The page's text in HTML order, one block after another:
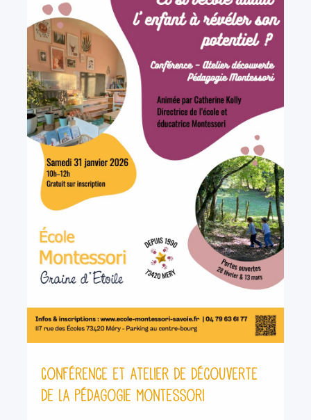
Conférence et atelier de découverte
de la pédagogie Montessori